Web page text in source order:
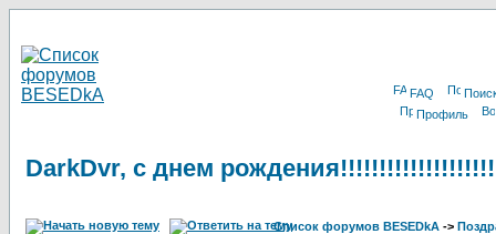
FAQ
Профиль
DarkDvr, с днем
Список форумов BESEDkA ->